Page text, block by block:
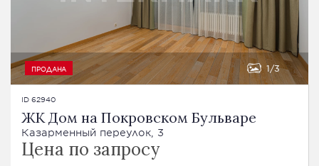
ПРОДАНА 1 3
ID 62940
ЖК Дом на Покровском Бульваре
Казарменный переулок, 3
Цена по запросу